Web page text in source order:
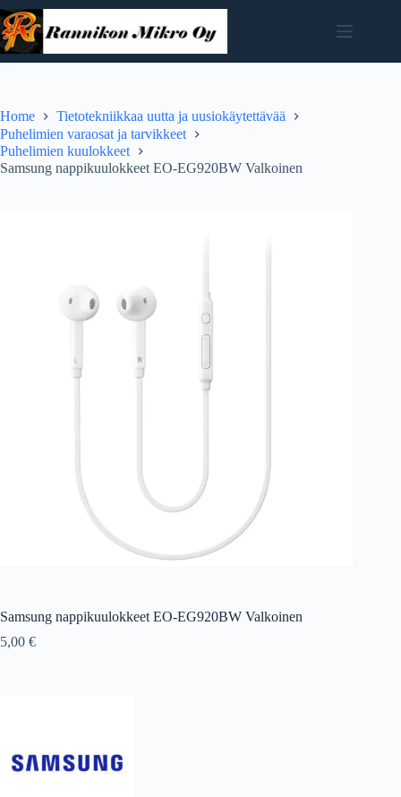
Skip
to
content
Home
Tietotekniikkaa uutta ja uusiokäytettävää
Puhelimien varaosat ja tarvikkeet
Puhelimien kuulokkeet
Samsung nappikuulokkeet EO-EG920BW Valkoinen
Samsung nappikuulokkeet EO-EG920BW Valkoinen
5,00 €